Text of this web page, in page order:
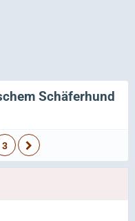
Schäferhund
3